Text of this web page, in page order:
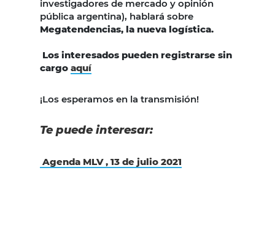
investigadores de mercado y opinión
pública argentina), hablará sobre
Megatendencias, la nueva logística.
Los interesados pueden registrarse sin
cargo aquí
¡Los esperamos en la transmisión!
Te puede interesar:
Agenda MLV , 13 de julio 2021